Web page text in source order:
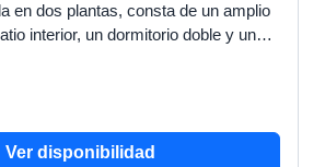
en dos plantas, consta de un amplio
interior, un dormitorio doble y un
Ver disponibilidad